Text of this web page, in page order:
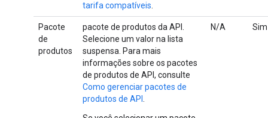
tarifa compatíveis
Pacote
de
produtos
pacote de produtos da API.
Selecione um valor na lista
suspensa. Para mais
informações sobre os pacotes
de produtos de API, consulte
Como gerenciar pacotes de
produtos de API
N/A Sim